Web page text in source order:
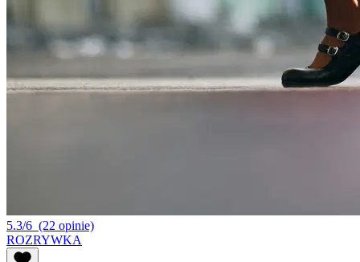
5.3/6 (22 opinie)
ROZRYWKA